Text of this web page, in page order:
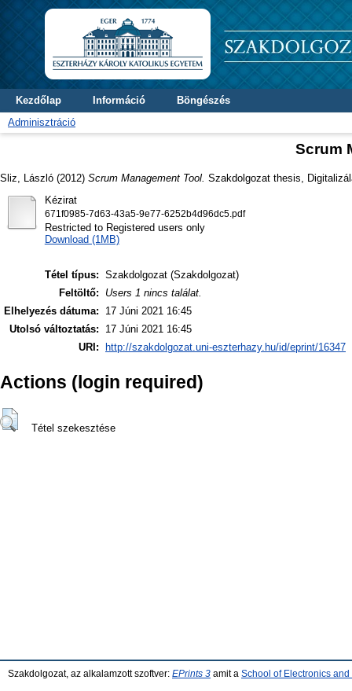
Kezdőlap Információ
Böngészés
Adminisztráció
Scrum
Sliz, László (2012) Scrum Management Tool. Szakdolgozat thesis,
Kézirat
671f0985-7d63-43a5-9e77-6252b4d96dc5.pdf
Restricted to Registered users only
Download (1MB)
Tétel típus: Szakdolgozat (Szakdolgozat)
Feltöltő:
Users 1 nincs találat.
Elhelyezés dátuma:
17 Júni 2021 16:45
Utolsó változtatás:
17 Júni 2021 16:45
URI:
http://szakdolgozat.uni-eszterhazy.hu/id/eprint/16347
Actions (login required)
Tétel szekesztése
Szakdolgozat, az alkalamzott szoftver: EPrints 3 amit a School of Electronics